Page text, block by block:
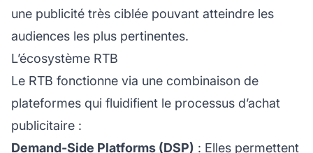
une publicité très ciblée pouvant atteindre les
audiences les plus pertinentes.
L’écosystème RTB
Le RTB fonctionne via une combinaison de
plateformes qui fluidifient le processus d’achat
publicitaire :
Demand-Side Platforms (DSP) : Elles permettent